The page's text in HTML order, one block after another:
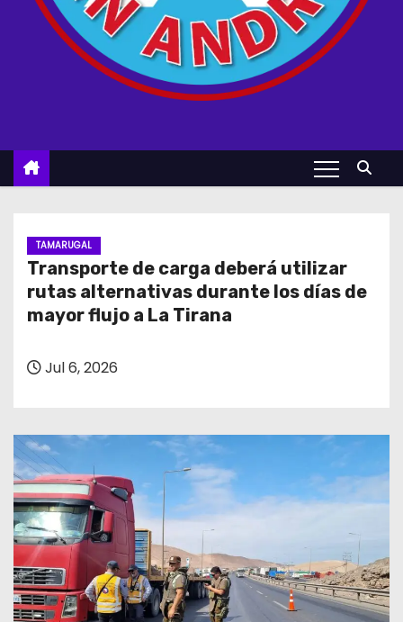
TAMARUGAL
Transporte de carga deberá utilizar
rutas alternativas durante los días de
mayor flujo a La Tirana
Jul 6, 2026